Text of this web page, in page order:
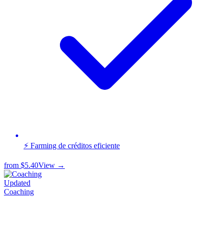
⚡ Farming de créditos eficiente
from $5.40View →
Updated
Coaching